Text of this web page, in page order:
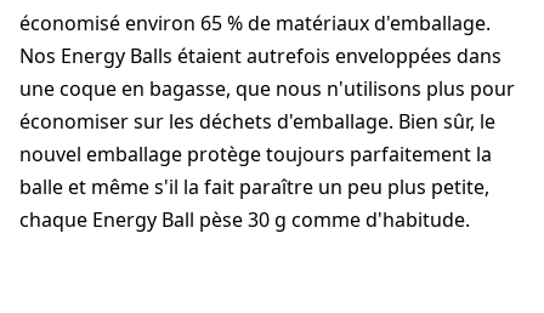
économisé environ 65 % de matériaux d'emballage.
Nos Energy Balls étaient autrefois enveloppées dans
une coque en bagasse, que nous n'utilisons plus pour
économiser sur les déchets d'emballage. Bien sûr, le
nouvel emballage protège toujours parfaitement la
balle et même s'il la fait paraître un peu plus petite,
chaque Energy Ball pèse 30 g comme d'habitude.